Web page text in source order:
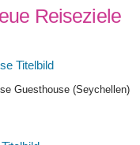
Reiseziele
Guesthouse (Seychellen)